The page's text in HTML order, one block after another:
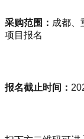
采购范围： 成都、
项目报名
报名截止时间：